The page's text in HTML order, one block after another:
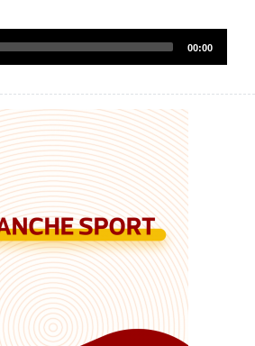
00:00